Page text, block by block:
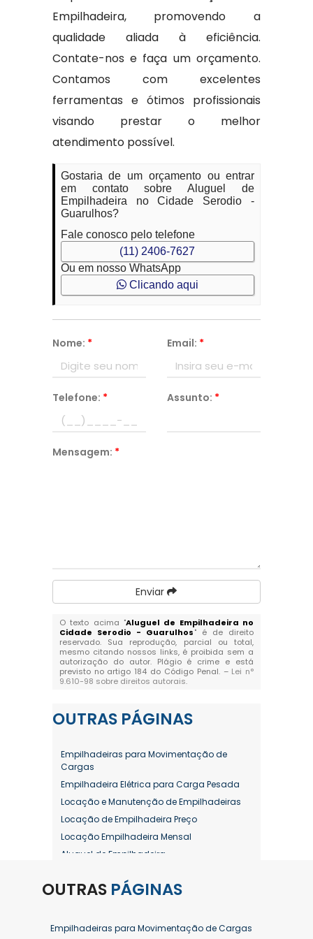
Empilhadeira, promovendo a
qualidade aliada à eficiência.
Contate-nos e faça um orçamento.
Contamos com excelentes
ferramentas e ótimos profissionais
visando prestar o melhor
atendimento possível.
Gostaria de um orçamento ou entrar
em contato sobre Aluguel de
Empilhadeira no Cidade Serodio -
Guarulhos?
Fale conosco pelo telefone
(11) 2406-7627
Ou em nosso WhatsApp
Clicando aqui
Nome: * Email: *
Telefone: * Assunto: *
Mensagem: *
Enviar
O texto acima "Aluguel de Empilhadeira no
Cidade Serodio - Guarulhos" é de direito
reservado. Sua reprodução, parcial ou total,
mesmo citando nossos links, é proibida sem a
autorização do autor. Plágio é crime e está
previsto no artigo 184 do Código Penal. – Lei n°
9.610-98 sobre direitos autorais.
OUTRAS PÁGINAS
Empilhadeiras para Movimentação de
Cargas
Empilhadeira Elétrica para Carga Pesada
Locação e Manutenção de Empilhadeiras
Locação de Empilhadeira Preço
Locação Empilhadeira Mensal
Aluguel de Empilhadeira
Aluguel de Empilhadeira Diária Valor
Aluguel de Empilhadeira Elétrica Preço
OUTRAS PÁGINAS
Empilhadeiras para Movimentação de Cargas